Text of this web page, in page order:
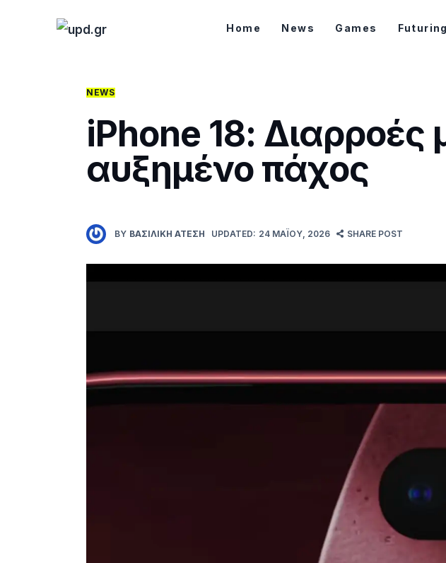
Home News Games Futuring
NEWS
iPhone 18: Διαρροές
αυξημένο πάχος
BY ΒΑΣΙΛΙΚΉ ΑΤΈΣΗ UPDATED: 24 ΜΑΪ́ΟΥ, 2026 SHARE POST